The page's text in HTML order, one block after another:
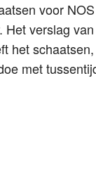
voor
verslag
het
met